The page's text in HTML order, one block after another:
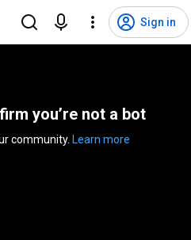
Sign in
you’re not a bot
Learn more